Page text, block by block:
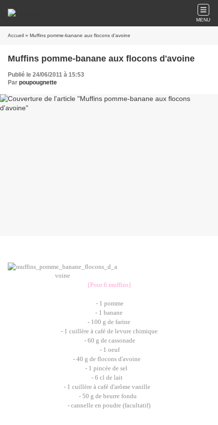
MENU
Accueil » Muffins pomme-banane aux flocons d'avoine
Muffins pomme-banane aux flocons d'avoine
Publié le 24/06/2011 à 15:53
Par poupougnette
{Pour 6 muffins}
- 1 pomme
- 1 banane
- 100 g de farine
- 1 cuillère à café de levure chimique
- 60 g de cassonade
- 1 oeuf
- 40 g de flocons d'avoine
- 1 pincée de sel
- 6 cl de lait
- 1 cuillère à café d'arôme vanille
- 50 g de beurre fondu
- cannelle en poudre (facultatif)